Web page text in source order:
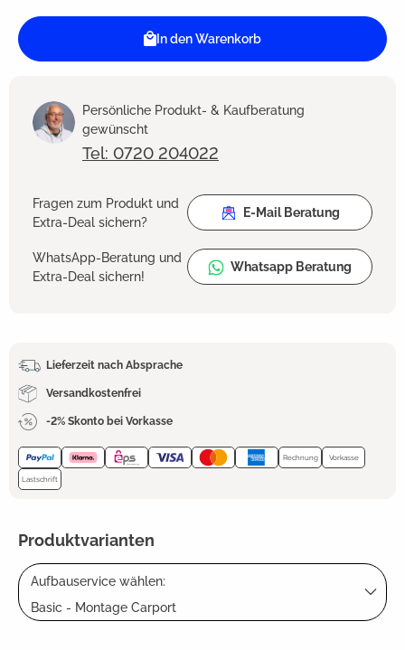
In den Warenkorb
Persönliche Produkt- & Kaufberatung
gewünscht
Tel: 0720 204022
Fragen zum Produkt und
Extra-Deal sichern?
E-Mail Beratung
WhatsApp-Beratung und
Extra-Deal sichern!
Whatsapp Beratung
Lieferzeit nach Absprache
Versandkostenfrei
-2% Skonto bei Vorkasse
Rechnung Vorkasse
Lastschrift
Produktvarianten
Aufbauservice wählen:
Basic - Montage Carport